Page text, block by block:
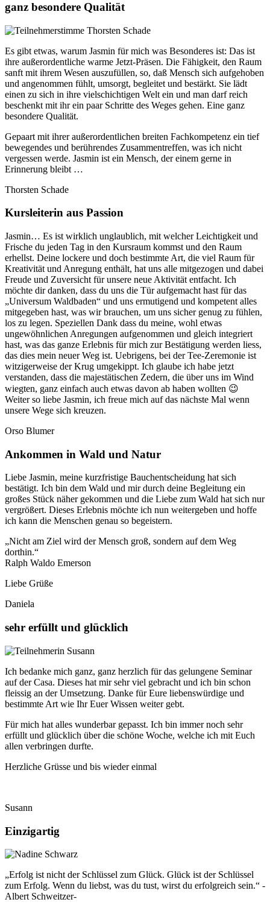
ganz besondere Qualität
Es gibt etwas, warum Jasmin für mich was Besonderes ist: Das ist
ihre außerordentliche warme Jetzt-Präsen. Die Fähigkeit, den Raum
sanft mit ihrem Wesen auszufüllen, so, daß Mensch sich aufgehoben
und angenommen fühlt, umsorgt, begleitet und bestärkt. Sie lädt
einen zu sich in ihre vielschichtigen Welt ein und man darf reich
beschenkt mit ihr ein paar Schritte des Weges gehen. Eine ganz
besondere Qualität.
Gepaart mit ihrer außerordentlichen breiten Fachkompetenz ein tief
bewegendes und berührendes Zusammentreffen, was ich nicht
vergessen werde. Jasmin ist ein Mensch, der einem gerne in
Erinnerung bleibt …
Thorsten Schade
Kursleiterin aus Passion
Jasmin… Es ist wirklich unglaublich, mit welcher Leichtigkeit und
Frische du jeden Tag in den Kursraum kommst und den Raum
erhellst. Deine lockere und doch bestimmte Art, die viel Raum für
Kreativität und Anregung enthält, hat uns alle mitgezogen und dabei
Freude und Zuversicht für unsere neue Aktivität entfacht. Ich
möchte dir danken, dass du uns die Tür aufgemacht hast für das
„Universum Waldbaden“ und uns ermutigend und kompetent alles
mitgegeben hast, was wir brauchen, um uns sicher genug zu fühlen,
los zu legen. Speziellen Dank dass du meine, wohl etwas
ungewöhnlichen Anregungen aufgenommen und gleich integriert
hast, was das ganze Erlebnis für mich zur Bestätigung werden liess,
das dies mein neuer Weg ist. Uebrigens, bei der Tee-Zeremonie ist
witzigerweise der Krug umgekippt. Ich glaube ich habe jetzt
verstanden, dass die majestätischen Zedern, die über uns im Wind
wiegten, ganz einfach auch etwas davon ab haben wollten 😉
Weiter so liebe Jasmin, ich freue mich auf das nächste Mal wenn
unsere Wege sich kreuzen.
Orso Blumer
Ankommen in Wald und Natur
Liebe Jasmin, meine kurzfristige Bauchentscheidung hat sich
bestätigt. Ich bin dem Wald und mir durch deine Begleitung ein
großes Stück näher gekommen und die Liebe zum Wald hat sich nur
vergrößert. Dieses Erlebnis möchte ich nun weitergeben und hoffe
ich kann die Menschen genau so begeistern.
„Nicht am Ziel wird der Mensch groß, sondern auf dem Weg
dorthin.“
Ralph Waldo Emerson
Liebe Grüße
Daniela
sehr erfüllt und glücklich
Ich bedanke mich ganz, ganz herzlich für das gelungene Seminar
auf der Casa. Dieses hat mir sehr viel gebracht und ich bin schon
fleissig an der Umsetzung. Danke für Eure liebenswürdige und
bestimmte Art wie Ihr Euer Wissen weiter gebt.
Für mich hat alles wunderbar gepasst. Ich bin immer noch sehr
erfüllt und glücklich über die schöne Woche, welche ich mit Euch
allen verbringen durfte.
Herzliche Grüsse und bis wieder einmal
Susann
Einzigartig
„Erfolg ist nicht der Schlüssel zum Glück. Glück ist der Schlüssel
zum Erfolg. Wenn du liebst, was du tust, wirst du erfolgreich sein.“ -
Albert Schweitzer-